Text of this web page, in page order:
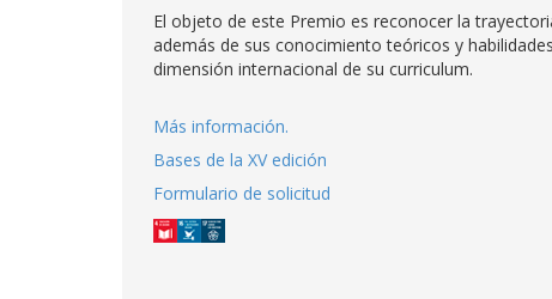
El objeto de este Premio es reconocer la
además de sus conocimiento teóricos y
dimensión internacional de su curriculum.
Más información.
Bases de la XV edición
Formulario de solicitud